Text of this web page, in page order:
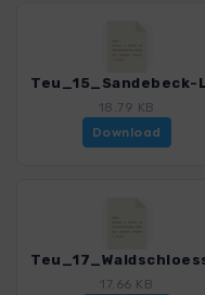
18.79 KB
Download
17.66 KB